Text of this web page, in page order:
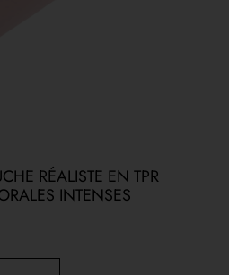
RÉALISTE EN TPR
INTENSES